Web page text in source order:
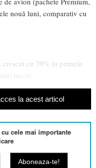
nouă luni, comparativ cu
cu 30% în primele
trecut.
la acest articol
cele mai importante